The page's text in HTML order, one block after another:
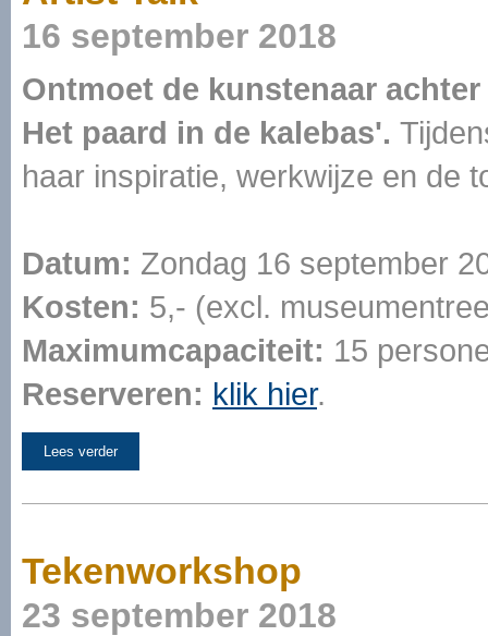
16 september 2018
Ontmoet de kunstenaar
Het paard in de kalebas'.
haar inspiratie, werkwijze en de
Datum: Zondag 16 september
Kosten: 5,- (excl.
Maximumcapaciteit: 15
Reserveren: klik hier.
Lees verder
Tekenworkshop
23 september 2018